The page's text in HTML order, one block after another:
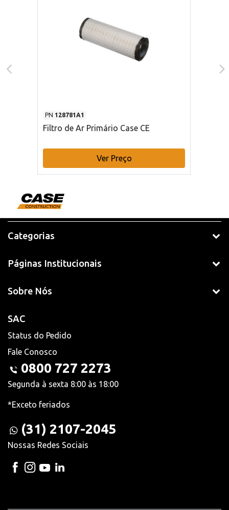
PN 128781A1
Filtro de Ar Primário Case CE
Ver Preço
Categorias
Páginas Institucionais
Sobre Nós
SAC
Status do Pedido
Fale Conosco
0800 727 2273
Segunda à sexta 8:00 às 18:00
*Exceto feriados
(31) 2107-2045
Nossas Redes Sociais